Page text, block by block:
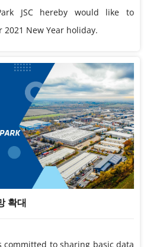
JSC hereby would like to
New Year holiday.
확대
to sharing basic data